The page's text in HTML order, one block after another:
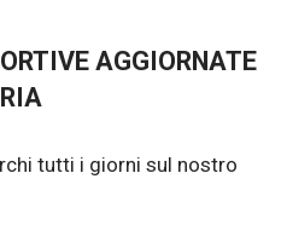
AGGIORNATE
tutti i giorni sul nostro